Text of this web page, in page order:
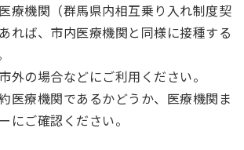
療機関（群馬県内相互乗り入れ制度契
れば、市内医療機関と同様に接種する
外の場合などにご利用ください。
医療機関であるかどうか、医療機関ま
にご確認ください。